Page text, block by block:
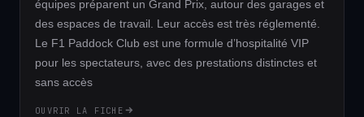
équipes préparent un Grand Prix, autour des garages et
des espaces de travail. Leur accès est très réglementé.
Le F1 Paddock Club est une formule d’hospitalité VIP
pour les spectateurs, avec des prestations distinctes et
sans accès
OUVRIR LA FICHE